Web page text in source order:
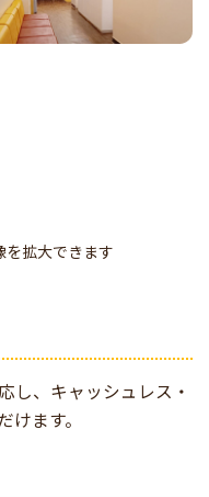
を拡大できます
し、キャッシュレス・
ます。